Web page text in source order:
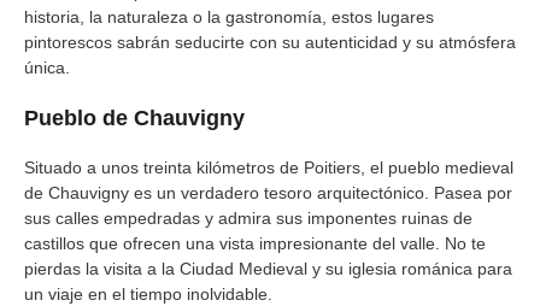
historia, la naturaleza o la gastronomía, estos lugares
pintorescos sabrán seducirte con su autenticidad y su atmósfera
única.
Pueblo de Chauvigny
Situado a unos treinta kilómetros de Poitiers, el pueblo medieval
de Chauvigny es un verdadero tesoro arquitectónico. Pasea por
sus calles empedradas y admira sus imponentes ruinas de
castillos que ofrecen una vista impresionante del valle. No te
pierdas la visita a la Ciudad Medieval y su iglesia románica para
un viaje en el tiempo inolvidable.